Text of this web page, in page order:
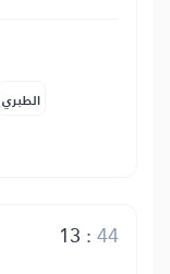
الطبري
13 :44